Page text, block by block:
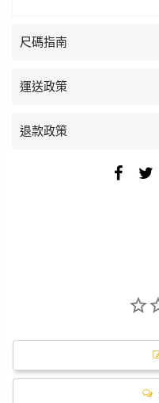
尺碼指南
運送政策
退款政策